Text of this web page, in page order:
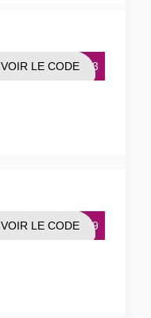
VEQ3
VOIR LE CODE
2789
VOIR LE CODE